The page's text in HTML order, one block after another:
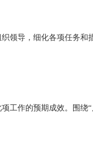
领导，细化各项任务
工作的预期成效。围